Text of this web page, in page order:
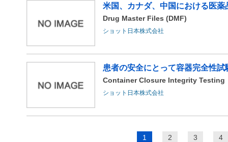
米国、カナダ、中国における医薬
Drug Master Files (DMF)
ショット日本株式会社
患者の安全にとって容器完全性
Container Closure Integrity Testing
ショット日本株式会社
1 2 3 4